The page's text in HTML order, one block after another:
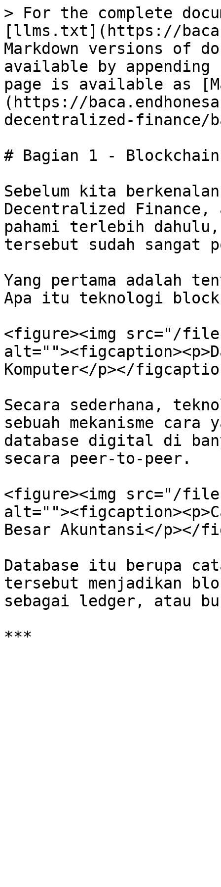
> For the complete
[llms.txt](https://
Markdown versions of
available by
page is available as
(https://
decentralized-finance/
# Bagian 1 -
Sebelum kita
Decentralized
pahami terlebih dahulu,
tersebut sudah
Yang pertama adalah
Apa itu teknologi
<figure><img src="/files/
Komputer</p></
Secara sederhana,
sebuah mekanisme cara
database digital di
secara peer-to-peer.
<figure><img src="/files/
Besar Akuntansi</p></
Database itu berupa
tersebut menjadikan
sebagai ledger, atau